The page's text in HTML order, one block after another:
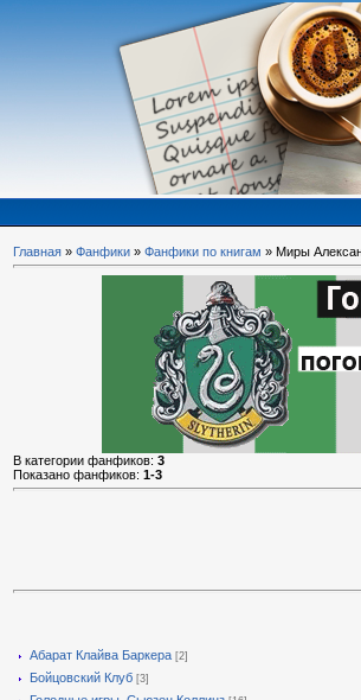
Главная » Фанфики » Фанфики по книгам » Миры
В категории фанфиков: 3
Показано фанфиков: 1-3
Абарат Клайва Баркера [2]
Бойцовский Клуб [3]